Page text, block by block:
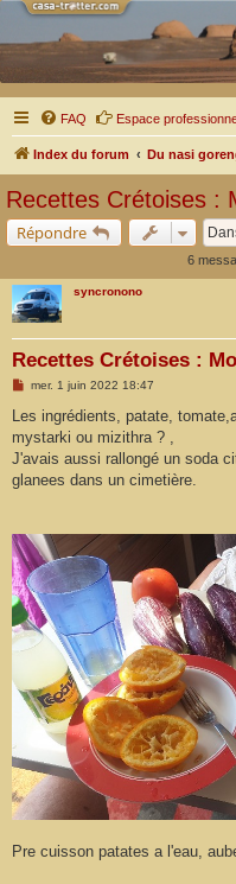
FAQ Espace
Index du forum Du nasi
Recettes Crétoises :
Répondre
6
syncronono
Recettes Crétoises :
M
s
a
g
mer. 1 juin 2022 18:47
Les ingrédients, patate,
mystarki ou mizithra ? ,
J'avais aussi rallongé un soda
glanees dans un cimetière.
Pre cuisson patates a l'eau,